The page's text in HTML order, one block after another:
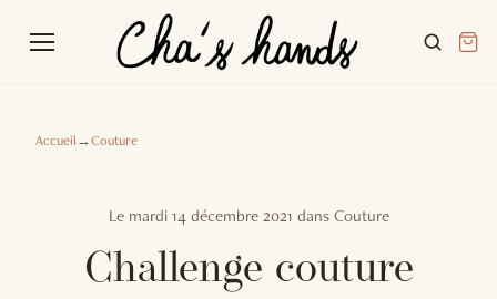
Accueil→Couture
Le mardi 14 décembre 2021 dans Couture
Challenge couture